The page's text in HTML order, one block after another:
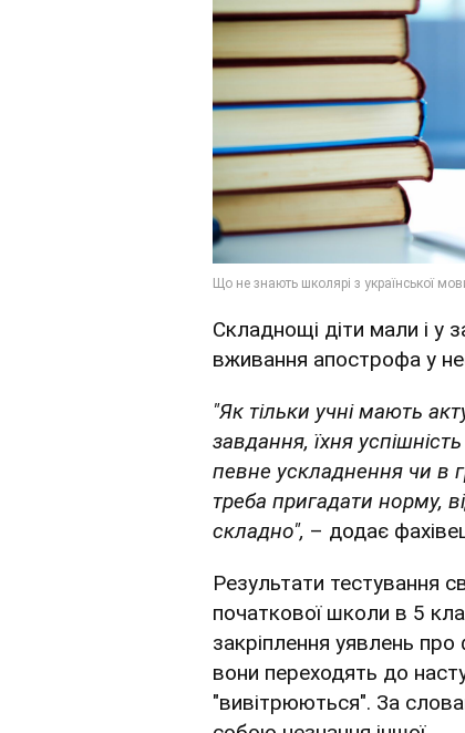
Складнощі діти мали і у
вживання апострофа у
"Як тільки учні мають
завдання, їхня
певне ускладнення чи в
треба пригадати норму,
складно", – додає
Результати тестування
початкової школи в 5
закріплення уявлень
вони переходять до
"вивітрюються". За